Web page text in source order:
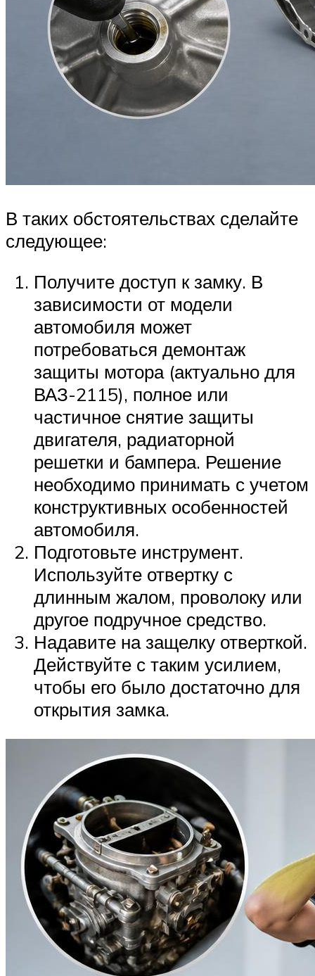
В таких обстоятельствах сделайте
следующее:
Получите доступ к замку. В
зависимости от модели
автомобиля может
потребоваться демонтаж
защиты мотора (актуально для
ВАЗ-2115), полное или
частичное снятие защиты
двигателя, радиаторной
решетки и бампера. Решение
необходимо принимать с учетом
конструктивных особенностей
автомобиля.
Подготовьте инструмент.
Используйте отвертку с
длинным жалом, проволоку или
другое подручное средство.
Надавите на защелку отверткой.
Действуйте с таким усилием,
чтобы его было достаточно для
открытия замка.